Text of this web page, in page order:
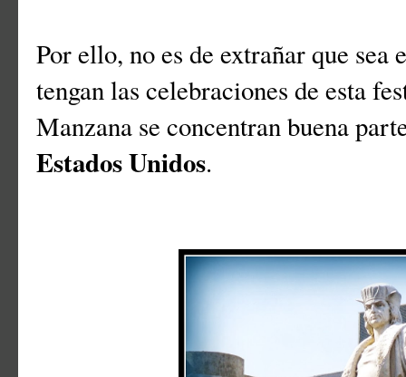
Por ello, no es de extrañar que sea
tengan las celebraciones de esta
Manzana se concentran buena
Estados Unidos.